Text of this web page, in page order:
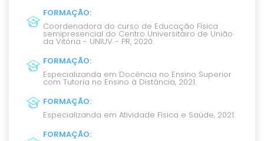
FORMAÇÃO:
Coordenadora do curso de Educação Física
semipresencial do Centro Universitáiro de União
da Vitória - UNIUV - PR, 2020.
FORMAÇÃO:
Especializanda em Docência no Ensino Superior
com Tutoria no Ensino à Distância, 2021.
FORMAÇÃO:
Especializanda em Atividade Física e Saúde, 2021.
FORMAÇÃO: